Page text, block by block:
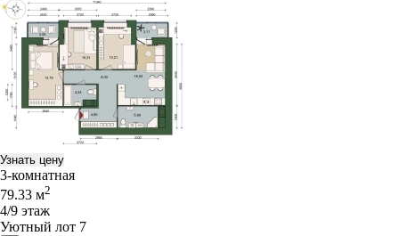
Узнать цену
3-комнатная
79.33 м2
4/9 этаж
Уютный лот 7